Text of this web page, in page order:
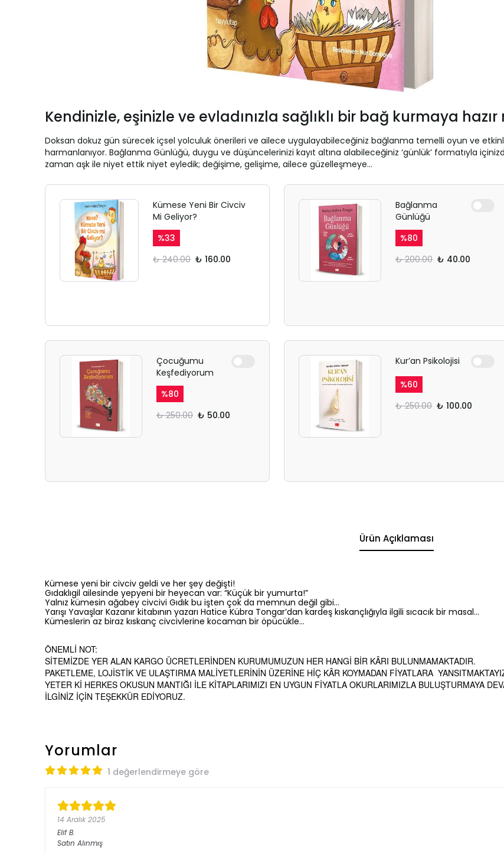
Kendinizle, eşinizle ve evladınızla sağlıklı bir bağ kurmaya hazır
Doksan dokuz gün sürecek içsel yolculuk önerileri ve ailece uygulayabileceğiniz bağlanma temelli oyun ve
harmanlanıyor. Bağlanma Günlüğü, duygu ve düşüncelerinizi kayıt altına alabileceğiniz ‘günlük’ formatıyla
zaman aşk ile niyet ettik niyet eyledik; değişime, gelişime, ailece güzelleşmeye…
Kümese Yeni Bir Civciv
Mi Geliyor?
%33
₺ 240.00 ₺ 160.00
Bağlanma
Günlüğü
%80
₺ 200.00 ₺ 40.00
Çocuğumu
Keşfediyorum
%80
₺ 250.00 ₺ 50.00
Kur’an Psikolojisi
%60
₺ 250.00 ₺ 100.00
Ürün Açıklaması
Kümese yeni bir civciv geldi ve her şey değişti!
Gıdaklıgil ailesinde yepyeni bir heyecan var: “Küçük bir yumurta!”
Yalnız kümesin ağabey civcivi Gıdık bu işten çok da memnun değil gibi…
Yarışı Yavaşlar Kazanır kitabının yazarı Hatice Kübra Tongar’dan kardeş kıskançlığıyla ilgili sıcacık bir masal…
Kümeslerin az biraz kıskanç civcivlerine kocaman bir öpücükle…
ÖNEMLİ NOT:
SİTEMİZDE YER ALAN KARGO ÜCRETLERİNDEN KURUMUMUZUN HER HANGİ BİR KÂRI BULUNMAMAKTADIR.
PAKETLEME, LOJİSTİK VE ULAŞTIRMA MALİYETLERİNİN ÜZERİNE HİÇ KÂR KOYMADAN FİYATLARA
YETER Kİ HERKES OKUSUN MANTIĞI İLE KİTAPLARIMIZI EN UYGUN FİYATLA OKURLARIMIZLA BULUŞTURMAYA
İLGİNİZ İÇİN TEŞEKKÜR EDİYORUZ.
Yorumlar
1 değerlendirmeye göre
14 Aralık 2025
Elif B.
Satın Alınmış